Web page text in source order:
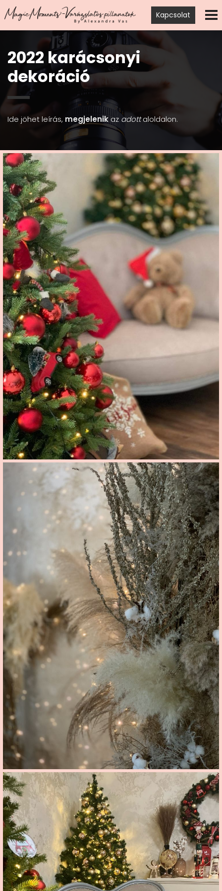
Kapcsolat
2022 karácsonyi
dekoráció
Ide jöhet leírás, megjelenikaz adottaloldalon.